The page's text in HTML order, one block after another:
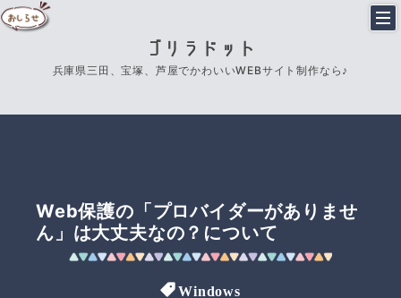
ゴリラドット
兵庫県三田、宝塚、芦屋でかわいいWEBサイト制作なら♪
Web保護の「プロバイダーがありませ
ん」は大丈夫なの？について
Windows